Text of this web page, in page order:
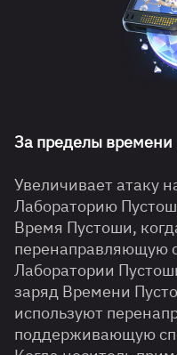
За пределы времени
Увеличивает атаку
Лабораторию
Время Пустоши,
перенаправляющую
Лаборатории
заряд Времени
используют
поддерживающую